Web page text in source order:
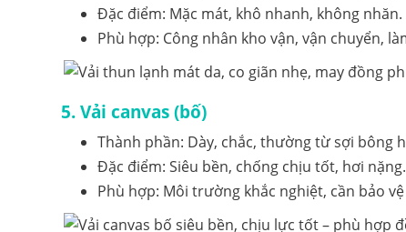
Đặc điểm: Mặc mát, khô nhanh, không nhăn.
Phù hợp: Công nhân kho vận, vận chuyển,
5. Vải canvas (bố)
Thành phần: Dày, chắc, thường từ sợi bông
Đặc điểm: Siêu bền, chống chịu tốt, hơi nặng.
Phù hợp: Môi trường khắc nghiệt, cần bảo